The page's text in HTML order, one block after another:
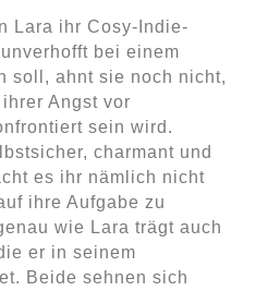
Lara ihr Cosy-Indie-
bei einem
soll, ahnt sie noch nicht,
Angst vor
sein wird.
charmant und
es ihr nämlich nicht
ihre Aufgabe zu
wie Lara trägt auch
er in seinem
Beide sehnen sich